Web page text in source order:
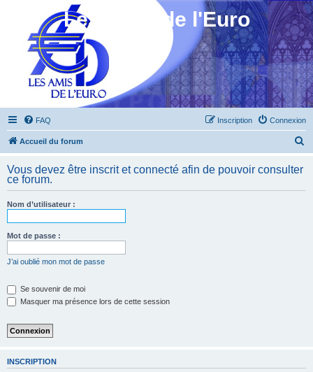
Les Amis de l'Euro
FAQ Connexion
Inscription
Accueil du forum
h
Vous devez être inscrit et connecté afin de pouvoir consulter
ce forum.
Nom d’utilisateur :
Mot de passe :
J’ai oublié mon mot de passe
Se souvenir de moi
Masquer ma présence lors de cette session
INSCRIPTION